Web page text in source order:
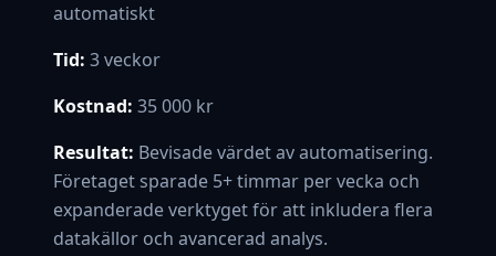
automatiskt
Tid: 3 veckor
Kostnad: 35 000 kr
Resultat: Bevisade värdet av automatisering.
Företaget sparade 5+ timmar per vecka och
expanderade verktyget för att inkludera flera
datakällor och avancerad analys.